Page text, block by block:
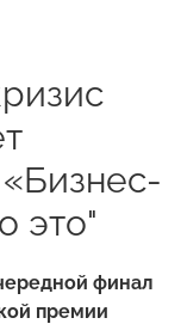
это"
финал
премии